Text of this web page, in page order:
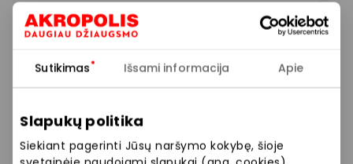
Sutikimas Išsami informacija Apie
Slapukų politika
Siekiant pagerinti Jūsų naršymo kokybę, šioje